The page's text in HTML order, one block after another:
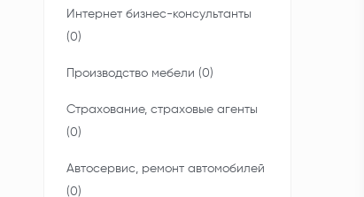
Интернет бизнес-консультанты
(0)
Производство мебели (0)
Страхование, страховые агенты
(0)
Автосервис, ремонт автомобилей
(0)